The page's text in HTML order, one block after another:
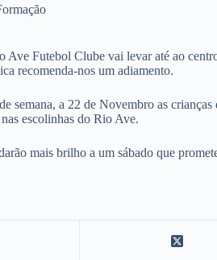
Futebol Clube vai levar até ao
recomenda-nos um adiamento.
a 22 de Novembro as crianças
escolinhas do Rio Ave.
mais brilho a um sábado que